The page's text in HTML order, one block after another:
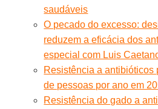
saudáveis
O pecado do excesso:
reduzem a eficácia dos
especial com Luis
Resistência a antibióticos
de pessoas por ano em
Resistência do gado a